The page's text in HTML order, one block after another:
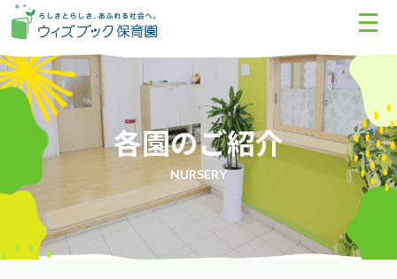
各園のご紹介
NURSERY